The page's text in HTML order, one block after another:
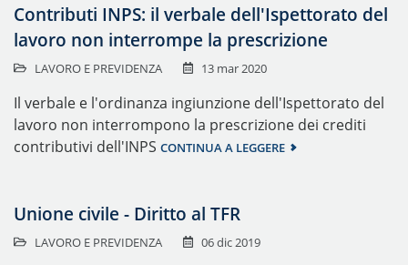
Contributi INPS: il verbale dell'Ispettorato del
lavoro non interrompe la prescrizione
LAVORO E PREVIDENZA 13 mar 2020
Il verbale e l'ordinanza ingiunzione dell'Ispettorato del
lavoro non interrompono la prescrizione dei crediti
contributivi dell'INPS CONTINUA A LEGGERE
Unione civile - Diritto al TFR
LAVORO E PREVIDENZA 06 dic 2019